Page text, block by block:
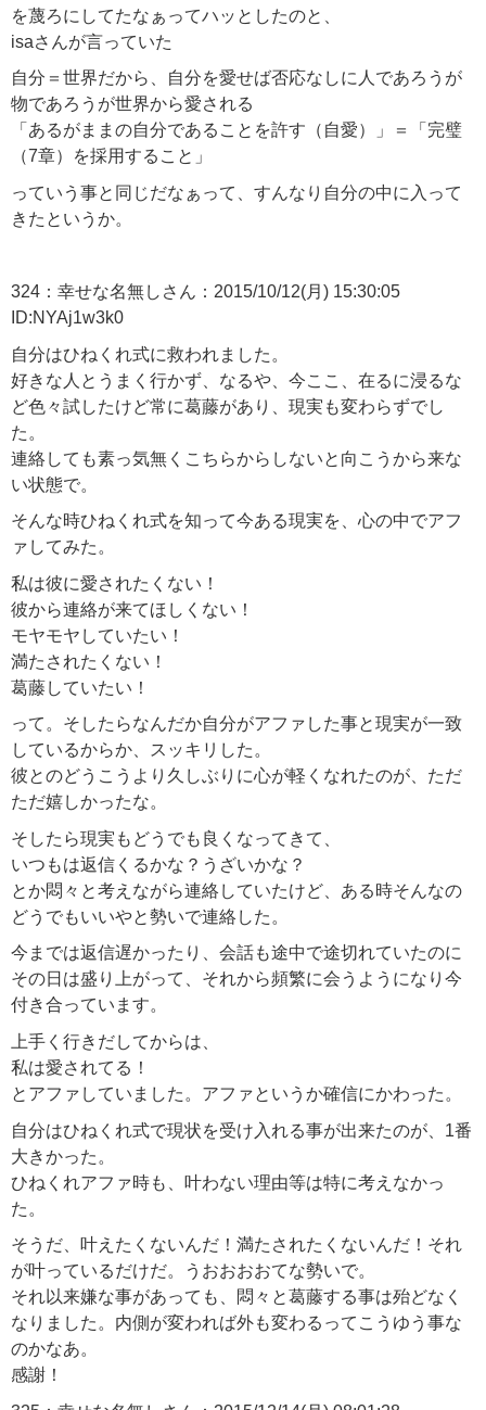
を蔑ろにしてたなぁってハッとしたのと、
isaさんが言っていた
自分＝世界だから、自分を愛せば否応なしに人であろうが
物であろうが世界から愛される
「あるがままの自分であることを許す（自愛）」＝「完璧
（7章）を採用すること」
っていう事と同じだなぁって、すんなり自分の中に入って
きたというか。
324：幸せな名無しさん：2015/10/12(月) 15:30:05
ID:NYAj1w3k0
自分はひねくれ式に救われました。
好きな人とうまく行かず、なるや、今ここ、在るに浸るな
ど色々試したけど常に葛藤があり、現実も変わらずでし
た。
連絡しても素っ気無くこちらからしないと向こうから来な
い状態で。
そんな時ひねくれ式を知って今ある現実を、心の中でアフ
ァしてみた。
私は彼に愛されたくない！
彼から連絡が来てほしくない！
モヤモヤしていたい！
満たされたくない！
葛藤していたい！
って。そしたらなんだか自分がアファした事と現実が一致
しているからか、スッキリした。
彼とのどうこうより久しぶりに心が軽くなれたのが、ただ
ただ嬉しかったな。
そしたら現実もどうでも良くなってきて、
いつもは返信くるかな？うざいかな？
とか悶々と考えながら連絡していたけど、ある時そんなの
どうでもいいやと勢いで連絡した。
今までは返信遅かったり、会話も途中で途切れていたのに
その日は盛り上がって、それから頻繁に会うようになり今
付き合っています。
上手く行きだしてからは、
私は愛されてる！
とアファしていました。アファというか確信にかわった。
自分はひねくれ式で現状を受け入れる事が出来たのが、1番
大きかった。
ひねくれアファ時も、叶わない理由等は特に考えなかっ
た。
そうだ、叶えたくないんだ！満たされたくないんだ！それ
が叶っているだけだ。うおおおおてな勢いで。
それ以来嫌な事があっても、悶々と葛藤する事は殆どなく
なりました。内側が変われば外も変わるってこうゆう事な
のかなあ。
感謝！